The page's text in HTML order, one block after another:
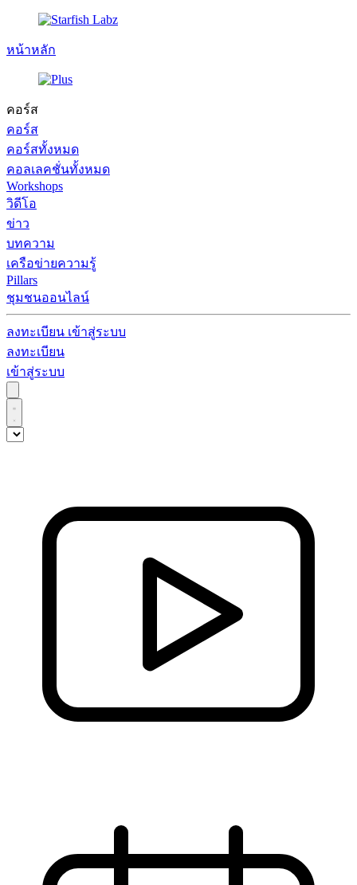
หน้าหลัก
คอร์ส
คอร์ส
คอร์สทั้งหมด
คอลเลคชั่นทั้งหมด
Workshops
วิดีโอ
ข่าว
บทความ
เครือข่ายความรู้
Pillars
ชุมชนออนไลน์
ลงทะเบียน เข้าสู่ระบบ
ลงทะเบียน
เข้าสู่ระบบ